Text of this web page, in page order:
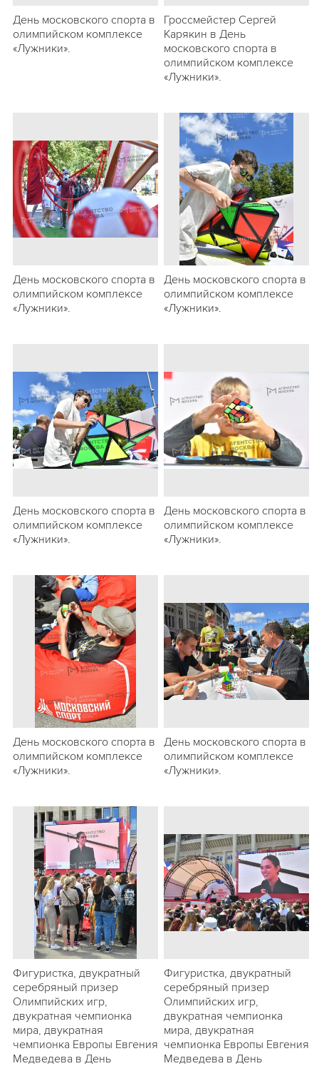
День московского спорта в
олимпийском комплексе
«Лужники».
Гроссмейстер Сергей
Карякин в День
московского спорта в
олимпийском комплексе
«Лужники».
День московского спорта в
олимпийском комплексе
«Лужники».
День московского спорта в
олимпийском комплексе
«Лужники».
День московского спорта в
олимпийском комплексе
«Лужники».
День московского спорта в
олимпийском комплексе
«Лужники».
День московского спорта в
олимпийском комплексе
«Лужники».
День московского спорта в
олимпийском комплексе
«Лужники».
Фигуристка, двукратный
серебряный призер
Олимпийских игр,
двукратная чемпионка
мира, двукратная
чемпионка Европы Евгения
Медведева в День
Фигуристка, двукратный
серебряный призер
Олимпийских игр,
двукратная чемпионка
мира, двукратная
чемпионка Европы Евгения
Медведева в День